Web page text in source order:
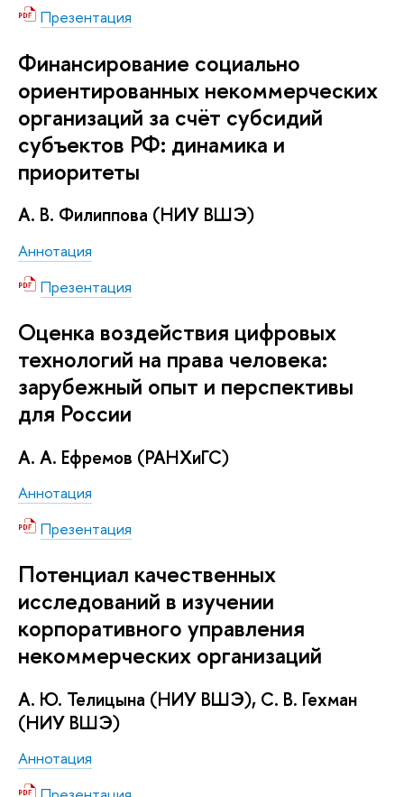
Презентация
Финансирование социально
ориентированных некоммерческих
организаций за счёт субсидий
субъектов РФ: динамика и
приоритеты
А. В. Филиппова (НИУ ВШЭ)
Аннотация
Презентация
Оценка воздействия цифровых
технологий на права человека:
зарубежный опыт и перспективы
для России
А. А. Ефремов (РАНХиГС)
Аннотация
Презентация
Потенциал качественных
исследований в изучении
корпоративного управления
некоммерческих организаций
А. Ю. Телицына (НИУ ВШЭ), С. В. Гехман
(НИУ ВШЭ)
Аннотация